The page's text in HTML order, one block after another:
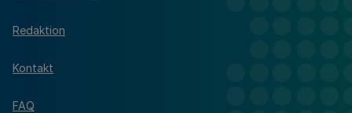
Redaktion
Kontakt
FAQ